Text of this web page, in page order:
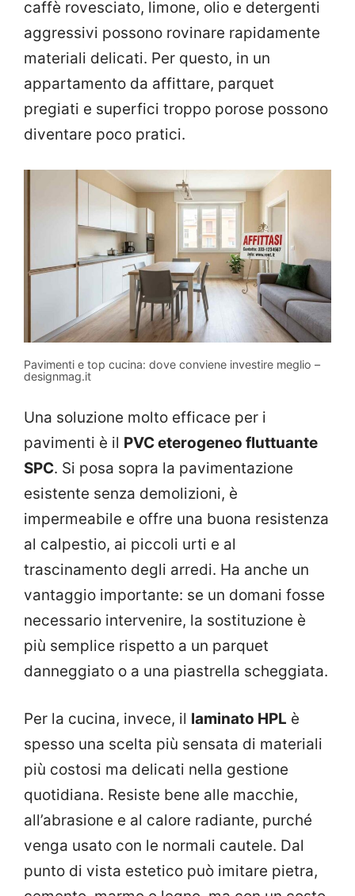
caffè rovesciato, limone, olio e detergenti
aggressivi possono rovinare rapidamente
materiali delicati. Per questo, in un
appartamento da affittare, parquet
pregiati e superfici troppo porose possono
diventare poco pratici.
Pavimenti e top cucina: dove conviene investire meglio –
designmag.it
Una soluzione molto efficace per i
pavimenti è il PVC eterogeneo fluttuante
SPC. Si posa sopra la pavimentazione
esistente senza demolizioni, è
impermeabile e offre una buona resistenza
al calpestio, ai piccoli urti e al
trascinamento degli arredi. Ha anche un
vantaggio importante: se un domani fosse
necessario intervenire, la sostituzione è
più semplice rispetto a un parquet
danneggiato o a una piastrella scheggiata.
Per la cucina, invece, il laminato HPL è
spesso una scelta più sensata di materiali
più costosi ma delicati nella gestione
quotidiana. Resiste bene alle macchie,
all’abrasione e al calore radiante, purché
venga usato con le normali cautele. Dal
punto di vista estetico può imitare pietra,